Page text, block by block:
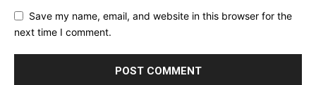
Save my name, email, and website in this browser for the
next time I comment.